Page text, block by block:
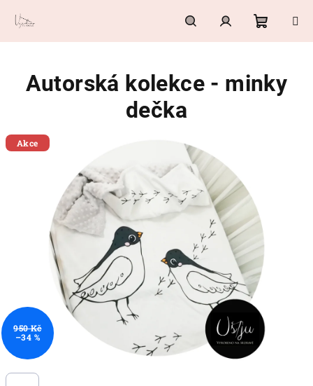
HledatPřihlášení
košík
Autorská kolekce - minky
dečka
Akce
950 Kč
–34 %